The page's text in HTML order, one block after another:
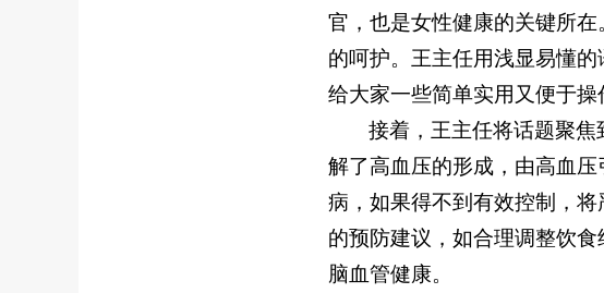
官，也是女性健康的关键所
的呵护。王主任用浅显易懂
给大家一些简单实用又便于操
接着，王主任将话题聚
解了高血压的形成，由高血
病，如果得不到有效控制，
的预防建议，如合理调整饮
脑血管健康。